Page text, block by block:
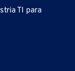
TI para